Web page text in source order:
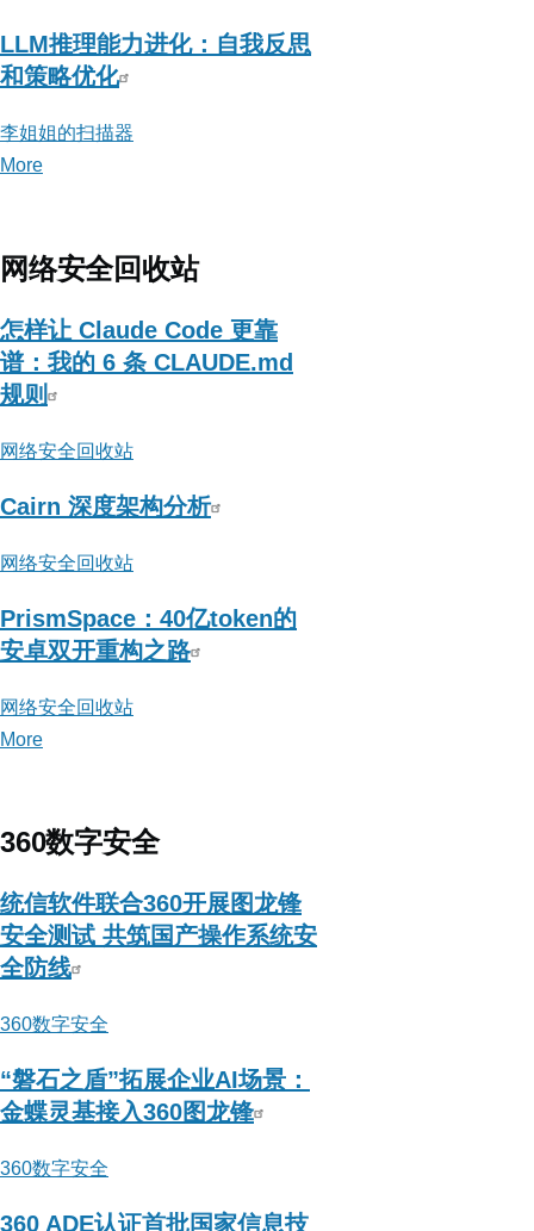
LLM推理能力进化：自我反思
和策略优化
李姐姐的扫描器
More
姐
的
扫
描
网络安全回收站
怎样让 Claude Code 更靠
谱：我的 6 条 CLAUDE.md
规则
网络安全回收站
Cairn 深度架构分析
网络安全回收站
PrismSpace：40亿token的
安卓双开重构之路
网络安全回收站
More
络
全
回
收
360数字安全
统信软件联合360开展图龙锋
安全测试 共筑国产操作系统安
全防线
360数字安全
“磐石之盾”拓展企业AI场景：
金蝶灵基接入360图龙锋
360数字安全
360 ADE认证首批国家信息技